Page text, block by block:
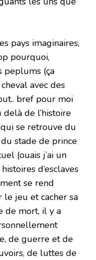
pays imaginaires,
pourquoi,
peplums (ça
avec des
bref pour moi
delà de l’histoire
se retrouve du
stade de prince
(ouais j’ai un
d’esclaves
se rend
le jeu et cacher sa
de mort, il y a
de guerre et de
de luttes de